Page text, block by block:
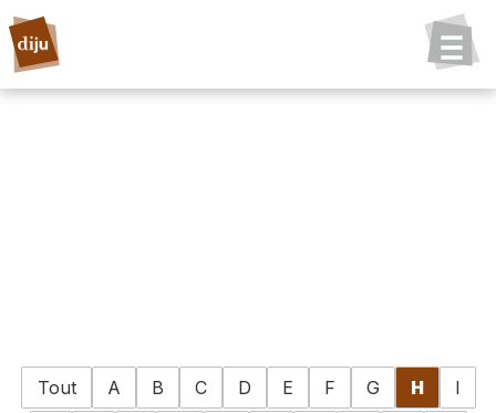
Tout A B C D E F G H
I